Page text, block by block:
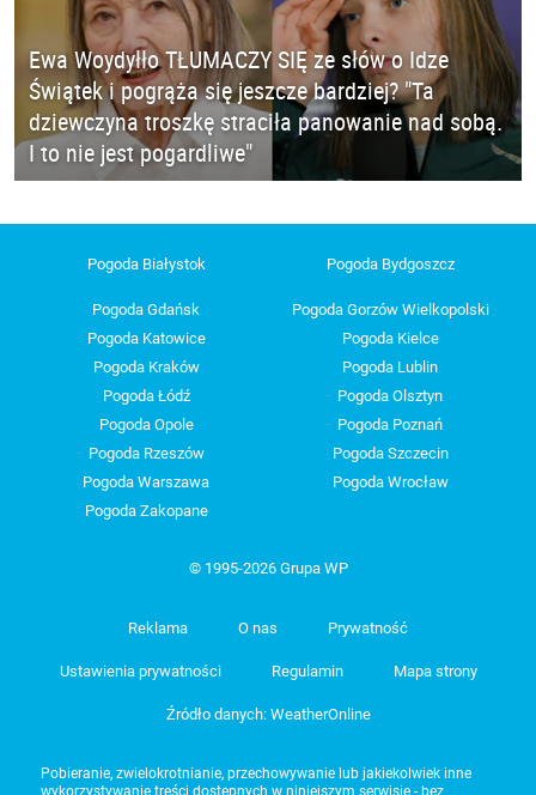
Ewa Woydyłło TŁUMACZY SIĘ ze słów o Idze
Świątek i pogrąża się jeszcze bardziej? "Ta
dziewczyna troszkę straciła panowanie nad sobą.
I to nie jest pogardliwe"
Pogoda Białystok Pogoda Bydgoszcz
Pogoda Gdańsk
Pogoda Gorzów Wielkopolski
Pogoda Katowice
Pogoda Kielce
Pogoda Kraków
Pogoda Lublin
Pogoda Łódź
Pogoda Olsztyn
Pogoda Opole
Pogoda Poznań
Pogoda Rzeszów
Pogoda Szczecin
Pogoda Warszawa
Pogoda Wrocław
Pogoda Zakopane
© 1995-2026 Grupa WP
Reklama O nas Prywatność
Ustawienia prywatności Regulamin Mapa strony
Źródło danych: WeatherOnline
Pobieranie, zwielokrotnianie, przechowywanie lub jakiekolwiek inne
wykorzystywanie treści dostępnych w niniejszym serwisie - bez